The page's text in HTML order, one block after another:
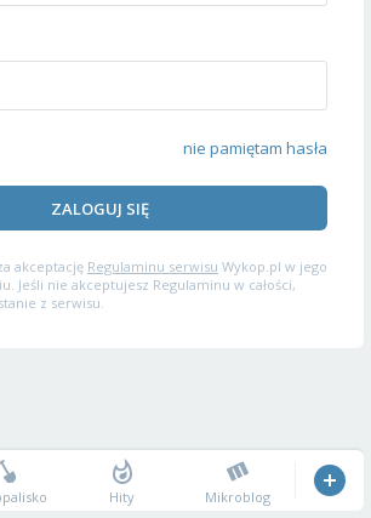
nie pamiętam hasła
ZALOGUJ SIĘ
akceptację Regulaminu serwisu Wykop.pl w jego
Jeśli nie akceptujesz Regulaminu w całości,
z serwisu.
Hity Mikroblog